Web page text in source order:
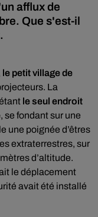
afflux de
Que s'est-il
le petit village de
La
le seul endroit
, se fondant sur une
une poignée d’êtres
extraterrestres, sur
d’altitude.
le déplacement
avait été installé